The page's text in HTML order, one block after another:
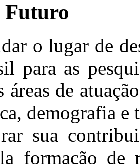
Futuro
o lugar de
para as
áreas de
demografia e
sua
formação de